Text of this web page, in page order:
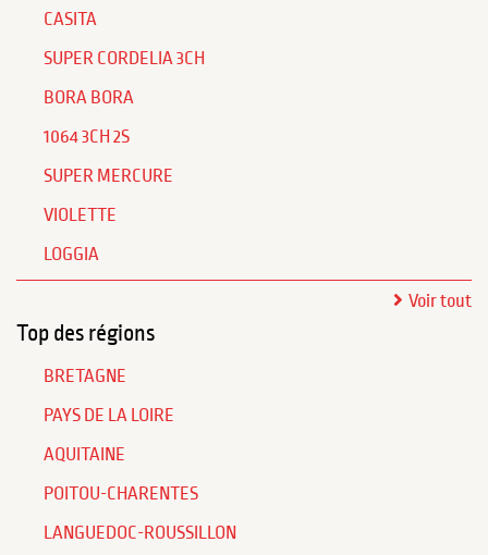
CASITA
SUPER CORDELIA 3CH
BORA BORA
1064 3CH 2S
SUPER MERCURE
VIOLETTE
LOGGIA
Voir tout
Top des régions
BRETAGNE
PAYS DE LA LOIRE
AQUITAINE
POITOU-CHARENTES
LANGUEDOC-ROUSSILLON